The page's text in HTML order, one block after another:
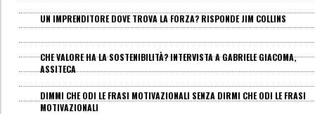
UN IMPRENDITORE DOVE TROVA LA FORZA? RISPONDE JIM COLLINS
CHE VALORE HA LA SOSTENIBILITÀ? INTERVISTA A GABRIELE GIACOMA,
ASSITECA
DIMMI CHE ODI LE FRASI MOTIVAZIONALI SENZA DIRMI CHE ODI LE FRASI
MOTIVAZIONALI